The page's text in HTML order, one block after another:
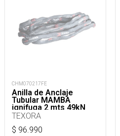
CHM070217FE
Anilla de Anclaje
Tubular MAMBA
ignifuga 2 mts 49kN
TEXORA
$ 96.990